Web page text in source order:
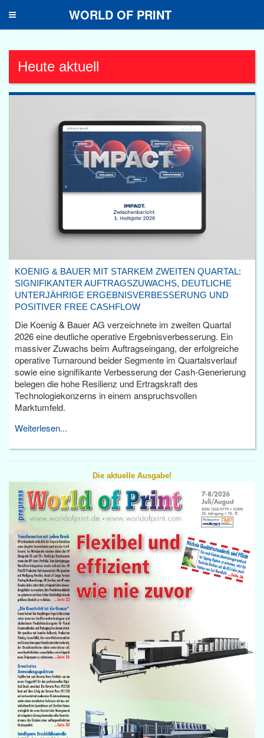
Toggle
WORLD OF PRINT
Heute aktuell
KOENIG & BAUER MIT STARKEM ZWEITEN QUARTAL:
SIGNIFIKANTER AUFTRAGSZUWACHS, DEUTLICHE
UNTERJÄHRIGE ERGEBNISVERBESSERUNG UND
POSITIVER FREE CASHFLOW
Die Koenig & Bauer AG verzeichnete im zweiten Quartal
2026 eine deutliche operative Ergebnisverbesserung. Ein
massiver Zuwachs beim Auftragseingang, der erfolgreiche
operative Turnaround beider Segmente im Quartalsverlauf
sowie eine signifikante Verbesserung der Cash-Generierung
belegen die hohe Resilienz und Ertragskraft des
Technologiekonzerns in einem anspruchsvollen
Marktumfeld.
Weiterlesen...
Die aktuelle Ausgabe!